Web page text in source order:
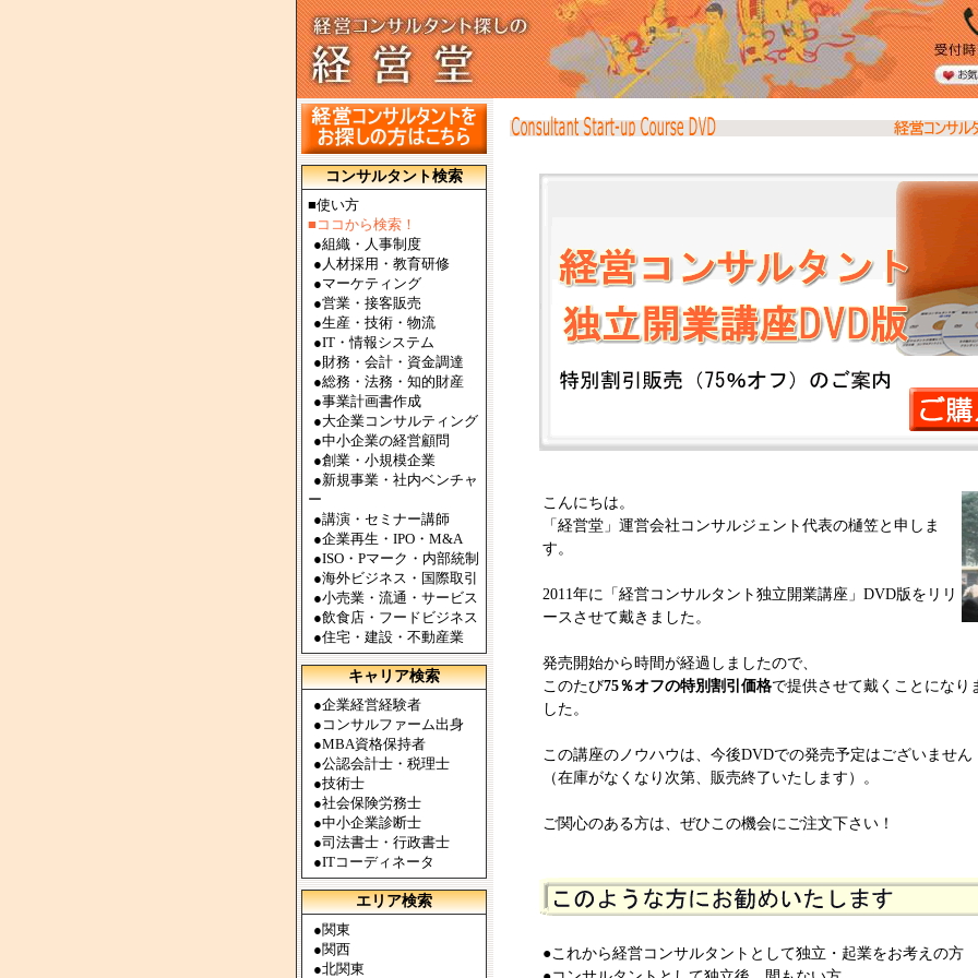
コンサルタント検索
■使い方
■ココから検索！
●組織・人事制度
● 人材採用・教育研修
●マーケティング
●営業・接客販売
●生産・技術・物流
●IT・情報システム
●財務・会計・資金調達
●総務・法務・知的財産
●事業計画書作成
●大企業コンサルティング
●中小企業の経営顧問
●創業・小規模企業
●新規事業・社内ベンチャ
ー
●講演・セミナー講師
●企業再生・IPO・M&A
●ISO・Pマーク・内部統制
●海外ビジネス・国際取引
●小売業・流通・サービス
●飲食店・フードビジネス
●住宅・建設・不動産業
キャリア検索
●企業経営経験者
● コンサルファーム出身
●MBA資格保持者
●公認会計士・税理士
●技術士
●社会保険労務士
●中小企業診断士
●司法書士・行政書士
●ITコーディネータ
エリア検索
●関東
●関西
●北関東
こんにちは。
「経営堂」運営会社コンサルジェント代表の樋笠と申しま
す。
2011年に「経営コンサルタント独立開業講座」DVD版をリリ
ースさせて戴きました。
発売開始から時間が経過しましたので、
このたび75％オフの特別割引価格で提供させて戴くことになり
した。
この講座のノウハウは、今後DVDでの発売予定はございません
（在庫がなくなり次第、販売終了いたします）。
ご関心のある方は、ぜひこの機会にご注文下さい！
●これから経営コンサルタントとして独立・起業をお考えの方